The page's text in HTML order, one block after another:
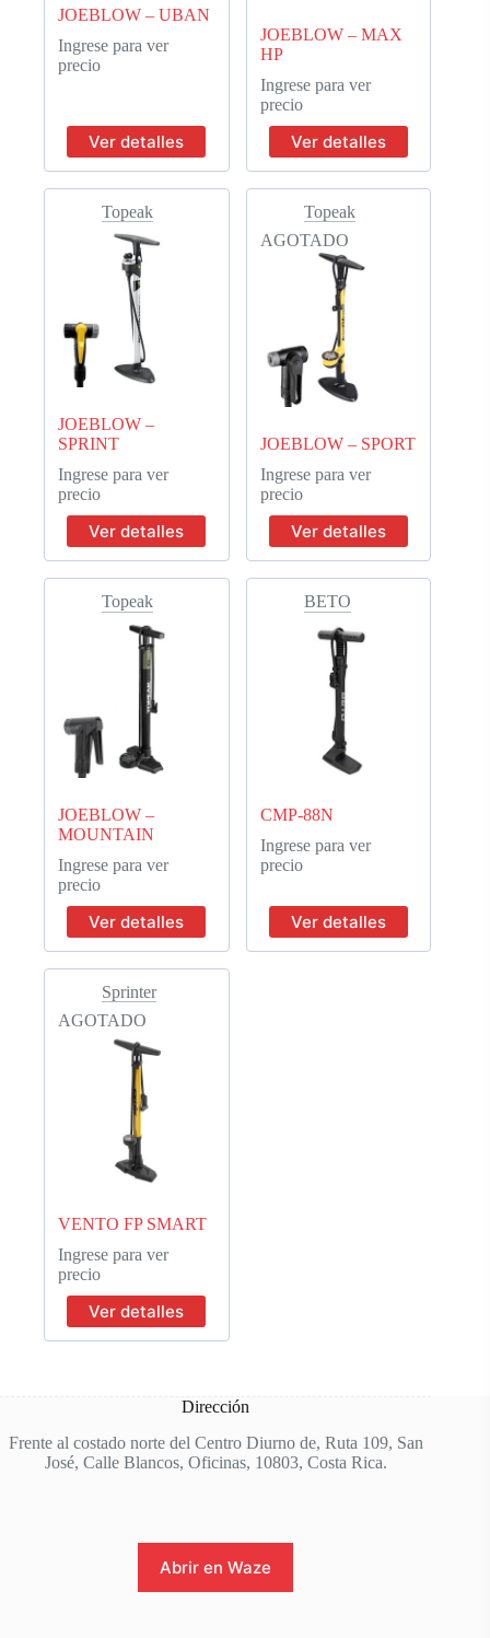
JOEBLOW – UBAN
Ingrese para ver
precio
Ver detalles
JOEBLOW – MAX
HP
Ingrese para ver
precio
Ver detalles
Topeak
JOEBLOW –
SPRINT
Ingrese para ver
precio
Ver detalles
Topeak
AGOTADO
JOEBLOW – SPORT
Ingrese para ver
precio
Ver detalles
Topeak
JOEBLOW –
MOUNTAIN
Ingrese para ver
precio
Ver detalles
BETO
CMP-88N
Ingrese para ver
precio
Ver detalles
Sprinter
AGOTADO
VENTO FP SMART
Ingrese para ver
precio
Ver detalles
Dirección
Frente al costado norte del Centro Diurno de, Ruta 109, San
José, Calle Blancos, Oficinas, 10803, Costa Rica.
Abrir en Waze